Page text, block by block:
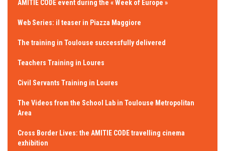
AMITIE CODE event during the « Week of Europe »
Web Series: il teaser in Piazza Maggiore
The training in Toulouse successfully delivered
Teachers Training in Loures
Civil Servants Training in Loures
The Videos from the School Lab in Toulouse Metropolitan
Area
Cross Border Lives: the AMITIE CODE travelling cinema
exhibition